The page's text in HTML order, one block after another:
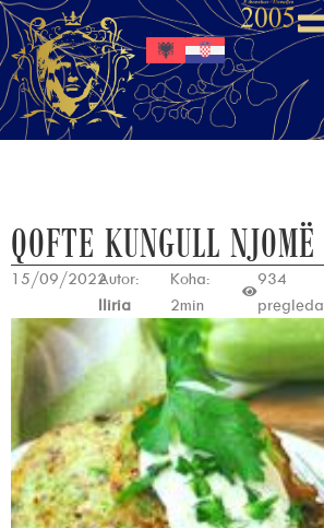
QOFTE KUNGULL NJOMË
15/09/2022Autor:
Iliria
Koha:
2min
934
pregleda